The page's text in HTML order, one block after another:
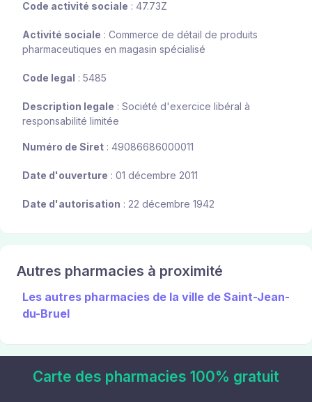
Code activité sociale : 47.73Z
Activité sociale : Commerce de détail de produits
pharmaceutiques en magasin spécialisé
Code legal : 5485
Description legale : Société d'exercice libéral à
responsabilité limitée
Numéro de Siret : 49086686000011
Date d'ouverture : 01 décembre 2011
Date d'autorisation : 22 décembre 1942
Autres pharmacies à proximité
Les autres pharmacies de la ville de Saint-Jean-
du-Bruel
Carte des pharmacies 100% gratuit